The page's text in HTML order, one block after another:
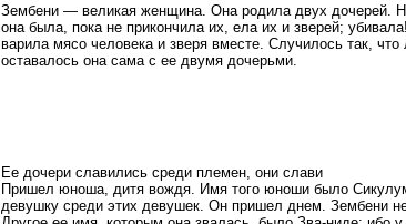
Зембени — великая женщина. Она родила двух дочерей.
она была, пока не прикончила их, ела их и зверей;
варила мясо человека и зверя вместе. Случилось так,
оставалось она сама с ее двумя дочерьми.
Ее дочери славились среди племен, они слави
Пришел юноша, дитя вождя. Имя того юноши было
девушку среди этих девушек. Он пришел днем. Зембени